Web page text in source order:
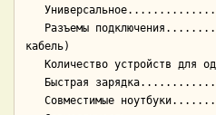
кабель)